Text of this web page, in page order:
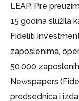
LEAP. Pre
15 godina služila
Fideliti
zaposlenima,
50.000
Newspapers
predsednica i